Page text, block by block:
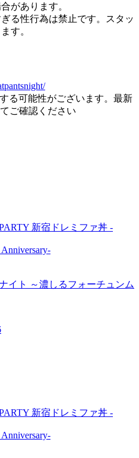
があります。
る性行為は禁止です。スタッ
す。
る可能性がございます。最新
ご確認ください
新宿ドレミファ丼 -
イト ～濃しるフォーチュンム
新宿ドレミファ丼 -